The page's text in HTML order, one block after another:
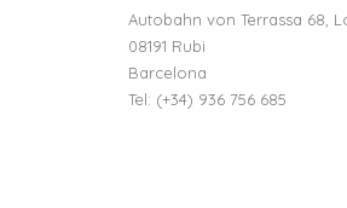
Autobahn von Terrassa 68,
08191 Rubi
Barcelona
Tel: (+34) 936 756 685